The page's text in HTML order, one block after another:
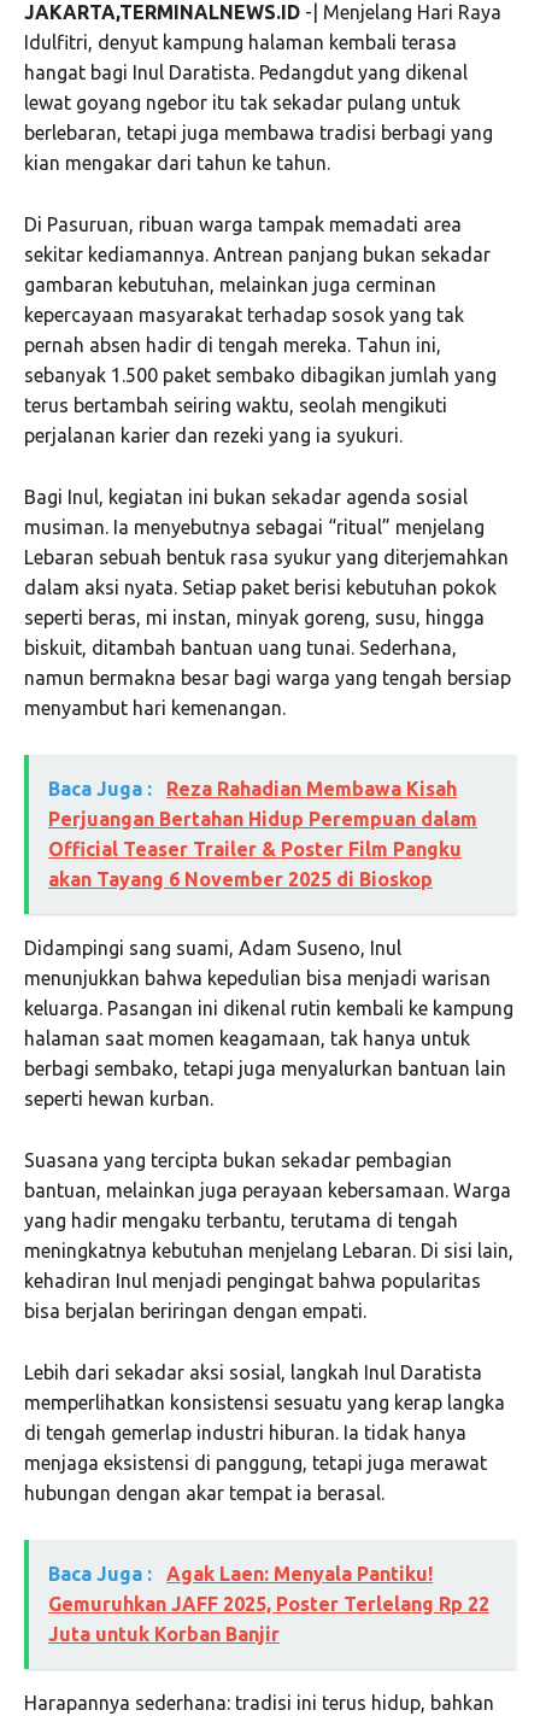
JAKARTA,TERMINALNEWS.ID -| Menjelang Hari Raya
Idulfitri, denyut kampung halaman kembali terasa
hangat bagi Inul Daratista. Pedangdut yang dikenal
lewat goyang ngebor itu tak sekadar pulang untuk
berlebaran, tetapi juga membawa tradisi berbagi yang
kian mengakar dari tahun ke tahun.
Di Pasuruan, ribuan warga tampak memadati area
sekitar kediamannya. Antrean panjang bukan sekadar
gambaran kebutuhan, melainkan juga cerminan
kepercayaan masyarakat terhadap sosok yang tak
pernah absen hadir di tengah mereka. Tahun ini,
sebanyak 1.500 paket sembako dibagikan jumlah yang
terus bertambah seiring waktu, seolah mengikuti
perjalanan karier dan rezeki yang ia syukuri.
Bagi Inul, kegiatan ini bukan sekadar agenda sosial
musiman. Ia menyebutnya sebagai “ritual” menjelang
Lebaran sebuah bentuk rasa syukur yang diterjemahkan
dalam aksi nyata. Setiap paket berisi kebutuhan pokok
seperti beras, mi instan, minyak goreng, susu, hingga
biskuit, ditambah bantuan uang tunai. Sederhana,
namun bermakna besar bagi warga yang tengah bersiap
menyambut hari kemenangan.
Baca Juga :
Reza Rahadian Membawa Kisah
Perjuangan Bertahan Hidup Perempuan dalam
Official Teaser Trailer & Poster Film Pangku
akan Tayang 6 November 2025 di Bioskop
Didampingi sang suami, Adam Suseno, Inul
menunjukkan bahwa kepedulian bisa menjadi warisan
keluarga. Pasangan ini dikenal rutin kembali ke kampung
halaman saat momen keagamaan, tak hanya untuk
berbagi sembako, tetapi juga menyalurkan bantuan lain
seperti hewan kurban.
Suasana yang tercipta bukan sekadar pembagian
bantuan, melainkan juga perayaan kebersamaan. Warga
yang hadir mengaku terbantu, terutama di tengah
meningkatnya kebutuhan menjelang Lebaran. Di sisi lain,
kehadiran Inul menjadi pengingat bahwa popularitas
bisa berjalan beriringan dengan empati.
Lebih dari sekadar aksi sosial, langkah Inul Daratista
memperlihatkan konsistensi sesuatu yang kerap langka
di tengah gemerlap industri hiburan. Ia tidak hanya
menjaga eksistensi di panggung, tetapi juga merawat
hubungan dengan akar tempat ia berasal.
Baca Juga :
Agak Laen: Menyala Pantiku!
Gemuruhkan JAFF 2025, Poster Terlelang Rp 22
Juta untuk Korban Banjir
Harapannya sederhana: tradisi ini terus hidup, bahkan